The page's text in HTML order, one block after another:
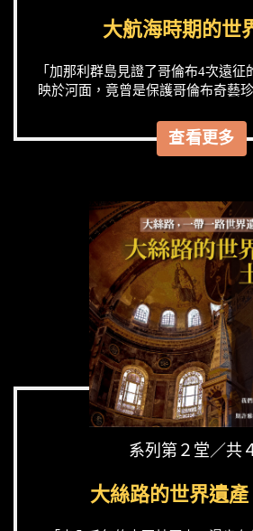
大航海時期的世
「加那利群島見證了哥倫布4次遠
映於河面，竟曾是保護哥倫布奇藝
查看更多
系列第２堂／共
大絲路的世界遺